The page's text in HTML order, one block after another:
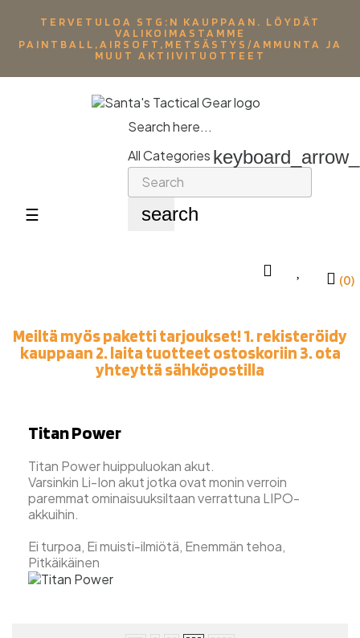
TERVETULOA STG:N KAUPPAAN. LÖYDÄT
VALIKOIMASTAMME
PAINTBALL,AIRSOFT,METSÄSTYS/AMMUNTA JA
MUUT AKTIIVITUOTTEET
Toggle
☰
Search here...
All Categories
search
(0)
Meiltä myös paketti tarjoukset! 1. rekisteröidy
kauppaan 2. laita tuotteet ostoskoriin 3. ota
yhteyttä sähköpostilla
Titan Power
Titan Power huippuluokan akut.
Varsinkin Li-Ion akut jotka ovat monin verroin
paremmat ominaisuuksiltaan verrattuna LIPO-
akkuihin.
Ei turpoa, Ei muisti-ilmiötä, Enemmän tehoa,
Pitkäikäinen